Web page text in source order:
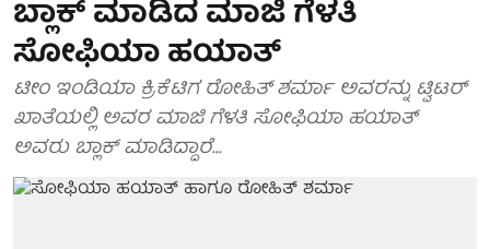
ಬ್ಲಾಕ್ ಮಾಡಿದ ಮಾಜಿ ಗೆಳತಿ
ಸೋಫಿಯಾ ಹಯಾತ್
ಟೀಂ ಇಂಡಿಯಾ ಕ್ರಿಕೆಟಿಗ ರೋಹಿತ್ ಶರ್ಮಾ ಅವರನ್ನು ಟ್ವಿಟರ್
ಖಾತೆಯಲ್ಲಿ ಅವರ ಮಾಜಿ ಗೆಳತಿ ಸೋಫಿಯಾ ಹಯಾತ್
ಅವರು ಬ್ಲಾಕ್ ಮಾಡಿದ್ದಾರೆ...